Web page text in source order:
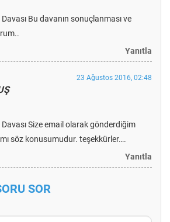
Bu davanın sonuçlanması ve
Yanıtla
23 Ağustos 2016, 02:48
Size email olarak gönderdiğim
söz konusumudur. teşekkürler….
Yanıtla
SOR